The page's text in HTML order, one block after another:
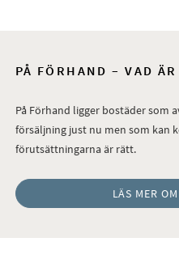
PÅ FÖRHAND – VAD
På Förhand ligger bostäder som
försäljning just nu men som kan
förutsättningarna är rätt.
LÄS MER